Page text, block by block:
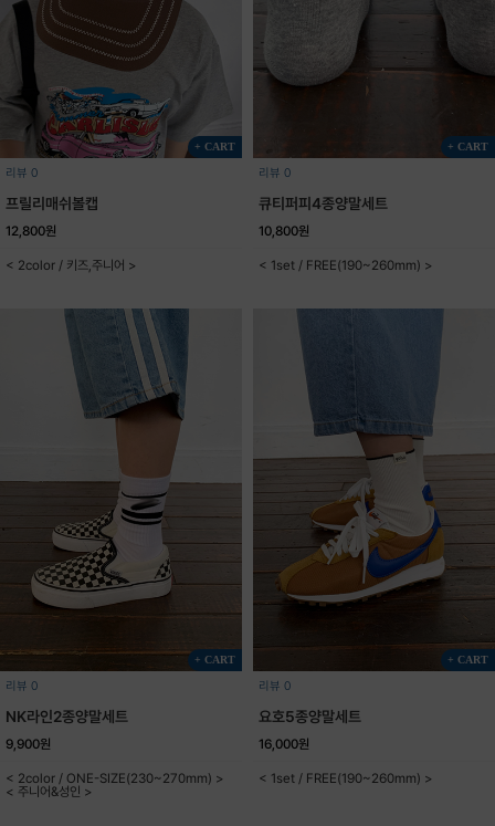
+ CART
리뷰 0
프릴리매쉬볼캡
12,800원
< 2color / 키즈,주니어 >
+ CART
리뷰 0
큐티퍼피4종양말세트
10,800원
< 1set / FREE(190~260mm) >
+ CART
리뷰 0
NK라인2종양말세트
9,900원
< 2color / ONE-SIZE(230~270mm) >
< 주니어&성인 >
+ CART
리뷰 0
요호5종양말세트
16,000원
< 1set / FREE(190~260mm) >